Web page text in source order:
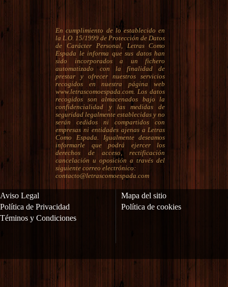
En cumplimiento de lo establecido en
la L.O. 15/1999 de Protección de Datos
de Carácter Personal, Letras Como
Espada le informa que sus datos han
sido incorporados a un fichero
automatizado con la finalidad de
prestar y ofrecer nuestros servicios
recogidos en nuestra página web
www.letrascomoespada.com. Los datos
recogidos son almacenados bajo la
confidencialidad y las medidas de
seguridad legalmente establecidas y no
serán cedidos ni compartidos con
empresas ni entidades ajenas a Letras
Como Espada. Igualmente deseamos
informarle que podrá ejercer los
derechos de acceso, rectificación
cancelación u oposición a través del
siguiente correo electrónico:
contacto@letrascomoespada.com
Aviso Legal
Política de Privacidad
Téminos y Condiciones
Mapa del sitio
Política de cookies